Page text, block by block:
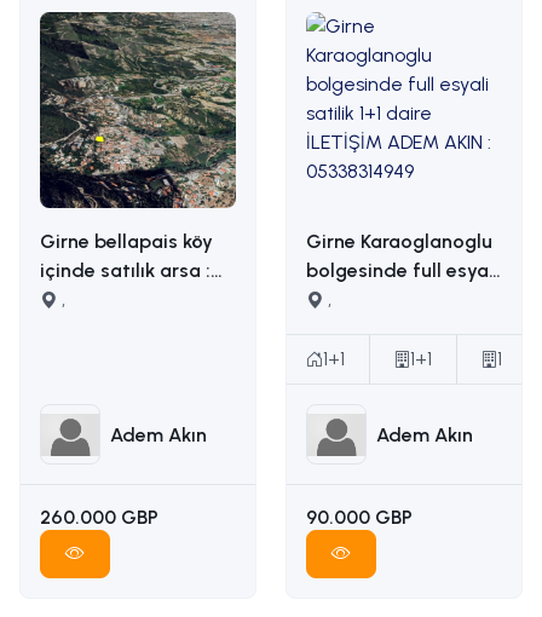
Girne bellapais köy
içinde satılık arsa :
İLETİŞİM: ADEM AKIN
,
Adem Akın
260.000 GBP
Girne Karaoglanoglu
bolgesinde full esyali
satilik 1+1 daire
05338314949
,
1+1 1+1 1
Adem Akın
90.000 GBP